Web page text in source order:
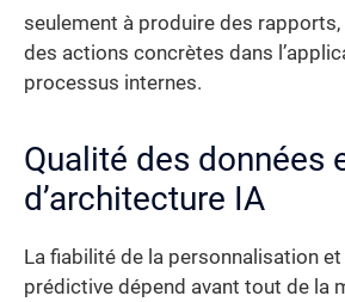
seulement à produire des
des actions concrètes dans
processus internes.
Qualité des données
d’architecture IA
La fiabilité de la personnalisation et
prédictive dépend avant tout de la